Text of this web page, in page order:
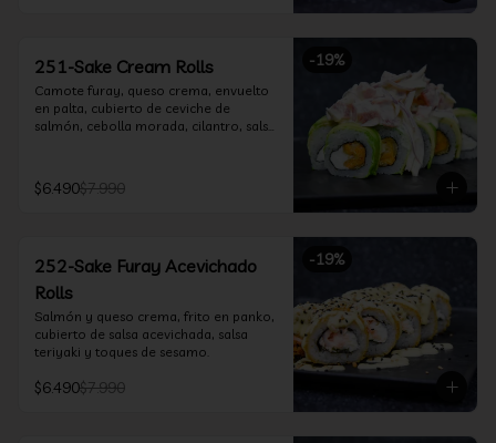
-19%
251-Sake Cream Rolls
Camote furay, queso crema, envuelto
en palta, cubierto de ceviche de
salmón, cebolla morada, cilantro, salsa
$6.490$7.990
-19%
252-Sake Furay Acevichado
Rolls
Salmón y queso crema, frito en panko,
cubierto de salsa acevichada, salsa
teriyaki y toques de sesamo.
$6.490$7.990